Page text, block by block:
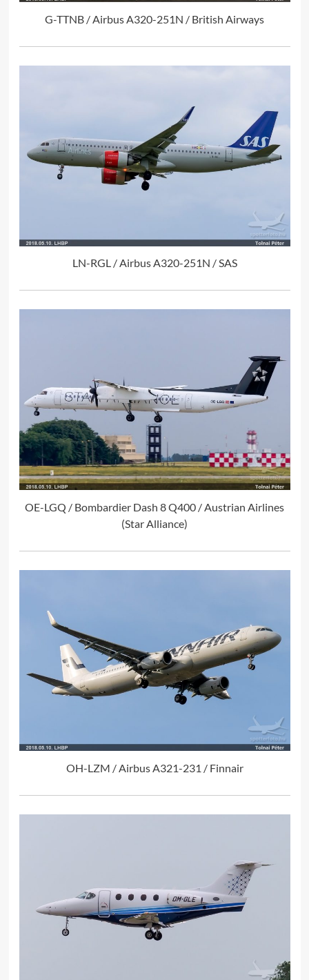
G-TTNB / Airbus A320-251N / British Airways
LN-RGL / Airbus A320-251N / SAS
OE-LGQ / Bombardier Dash 8 Q400 / Austrian Airlines
(Star Alliance)
OH-LZM / Airbus A321-231 / Finnair